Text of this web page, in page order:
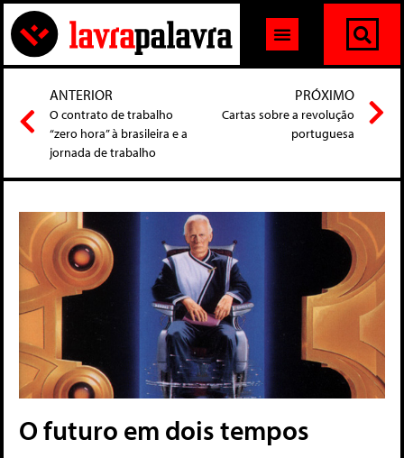
ANTERIOR
O contrato de trabalho
“zero hora” à brasileira e a
jornada de trabalho
PRÓXIMO
Cartas sobre a revolução
portuguesa
O futuro em dois tempos